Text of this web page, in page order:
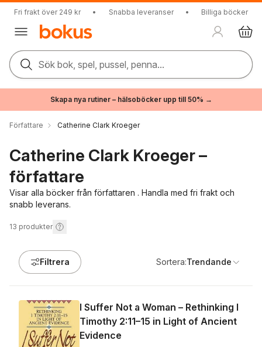
Fri frakt över 249 kr • Snabba leveranser • Billiga böcker
Sök bok, spel, pussel, penna...
Skapa nya rutiner – hälsoböcker upp till 50% →
Författare Catherine Clark Kroeger
Catherine Clark Kroeger –
författare
Visar alla böcker från författaren . Handla med fri frakt och
snabb leverans.
13 produkter
Filtrera Sortera:Trendande
I Suffer Not a Woman – Rethinking I
Timothy 2:11–15 in Light of Ancient
Evidence